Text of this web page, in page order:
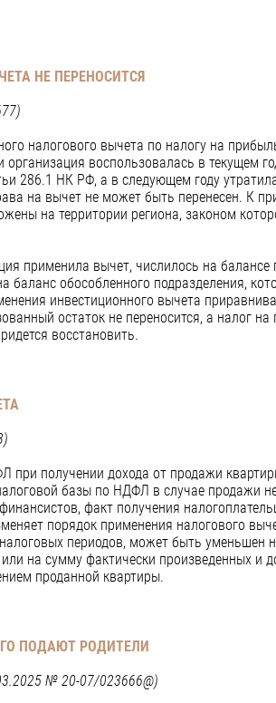
НЕ ПЕРЕНОСИТСЯ
налогового вычета по налогу на
воспользовалась в текущем
286.1 НК РФ, а в следующем году
на вычет не может быть перенесен. К
на территории региона, законом
применила вычет, числилось на балансе
обособленного подразделения,
инвестиционного вычета
остаток не переносится, а налог
восстановить.
получении дохода от продажи
базы по НДФЛ в случае продажи
факт получения
порядок применения налогового
периодов, может быть уменьшен
на сумму фактически произведенных и
проданной квартиры.
ПОДАЮТ РОДИТЕЛИ
№ 20-07/023666@)